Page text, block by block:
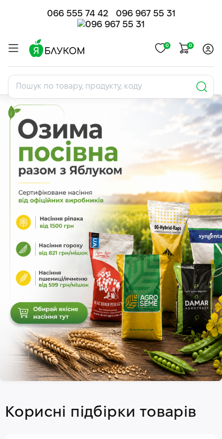
066 555 74 42 096 967 55 31
0 0
Корисні підбірки товарів